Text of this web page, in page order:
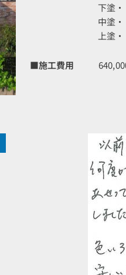
下塗
中塗
上塗
■施工費用